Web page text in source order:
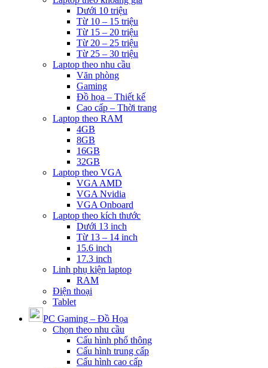
Dưới 10 triệu
Từ 10 – 15 triệu
Từ 15 – 20 triệu
Từ 20 – 25 triệu
Từ 25 – 30 triệu
Laptop theo nhu cầu
Văn phòng
Gaming
Đồ họa – Thiết kế
Cao cấp – Thời trang
Laptop theo RAM
4GB
8GB
16GB
32GB
Laptop theo VGA
VGA AMD
VGA Nvidia
VGA Onboard
Laptop theo kích thước
Dưới 13 inch
Từ 13 – 14 inch
15.6 inch
17.3 inch
Linh phụ kiện laptop
RAM
Điện thoại
Tablet
PC Gaming – Đồ Họa
Chọn theo nhu cầu
Cấu hình phổ thông
Cấu hình trung cấp
Cấu hình cao cấp